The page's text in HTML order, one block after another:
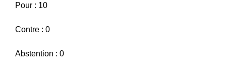
Pour : 10
Contre : 0
Abstention : 0